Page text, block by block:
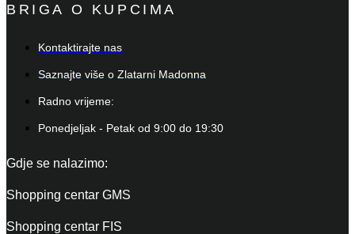
BRIGA O KUPCIMA
Kontaktirajte nas
Saznajte više o Zlatarni Madonna
Radno vrijeme:
Ponedjeljak - Petak od 9:00 do 19:30
Gdje se nalazimo:
Shopping centar GMS
Shopping centar FIS